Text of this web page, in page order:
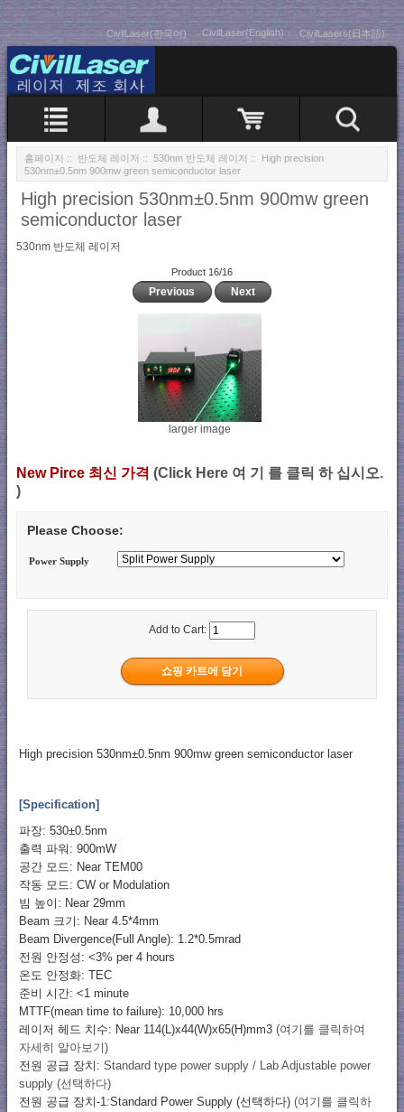
CivilLaser(한국어) CivilLaser(English) CivilLasers(日本語)
홈페이지 :: 반도체 레이저 :: 530nm 반도체 레이저 :: High precision
530nm±0.5nm 900mw green semiconductor laser
High precision 530nm±0.5nm 900mw green
semiconductor laser
530nm 반도체 레이저
Product 16/16
Previous Next
larger image
New Pirce 최신 가격 (Click Here 여 기 를 클릭 하 십시오.
)
Please Choose:
Power Supply
Add to Cart:
High precision 530nm±0.5nm 900mw green semiconductor laser
[Specification]
파장: 530±0.5nm
출력 파워: 900mW
공간 모드: Near TEM00
작동 모드: CW or Modulation
빔 높이: Near 29mm
Beam 크기: Near 4.5*4mm
Beam Divergence(Full Angle): 1.2*0.5mrad
전원 안정성: <3% per 4 hours
온도 안정화: TEC
준비 시간: <1 minute
MTTF(mean time to failure): 10,000 hrs
레이저 헤드 치수: Near 114(L)x44(W)x65(H)mm3 (여기를 클릭하여
자세히 알아보기)
전원 공급 장치: Standard type power supply / Lab Adjustable power
supply (선택하다)
전원 공급 장치-1:Standard Power Supply (선택하다) (여기를 클릭하